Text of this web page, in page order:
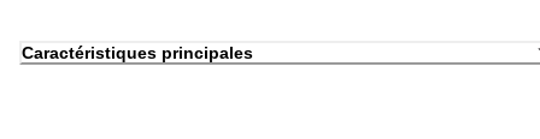
Caractéristiques principales